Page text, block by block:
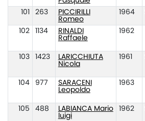
101
263
PICCIRILLI
Romeo
1964
102
1134
RINALDI
Raffaele
1962
103
1423
LARICCHIUTA
Nicola
1961
104
977
SARACENI
Leopoldo
1963
105
488
LABIANCA Mario
luigi
1962